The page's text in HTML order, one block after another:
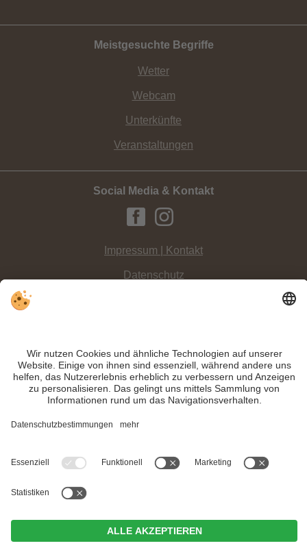
Meistgesuchte Begriffe
Wetter
Webcam
Unterkünfte
Veranstaltungen
Social Media & Kontakt
Impressum | Kontakt
Datenschutz
INFO:Raus in die Natur – bei tollen Vergnügungsmöglichkeiten imKurpark
Niederdorf
mit Spiel-, Abenteuer- und Motorikpark für Kinder kommt niemand
auftreten. Wir übernehmen keine Gewähr für die Richtigkeit und Vollständigkeit
Informieren Sie sich sicherheitshalber nochmals beim Veranstalter vor Ort über